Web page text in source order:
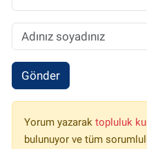
Gönder
Yorum yazarak topluluk
bulunuyor ve tüm